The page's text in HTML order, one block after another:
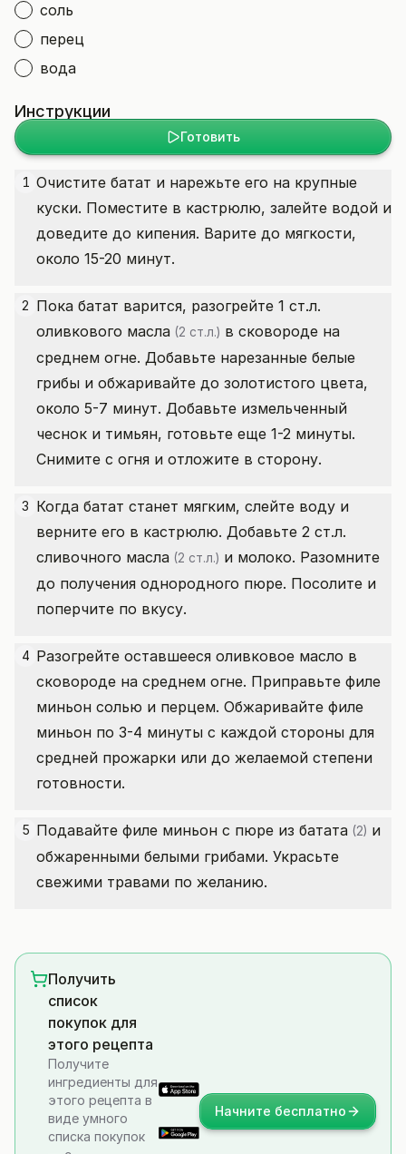
соль
перец
вода
Инструкции
Готовить
1 Очистите батат и нарежьте его на крупные
куски. Поместите в кастрюлю, залейте водой и
доведите до кипения. Варите до мягкости,
около 15-20 минут.
2 Пока батат варится, разогрейте 1 ст.л.
оливкового масла (2 ст.л.) в сковороде на
среднем огне. Добавьте нарезанные белые
грибы и обжаривайте до золотистого цвета,
около 5-7 минут. Добавьте измельченный
чеснок и тимьян, готовьте еще 1-2 минуты.
Снимите с огня и отложите в сторону.
3 Когда батат станет мягким, слейте воду и
верните его в кастрюлю. Добавьте 2 ст.л.
сливочного масла (2 ст.л.) и молоко. Разомните
до получения однородного пюре. Посолите и
поперчите по вкусу.
4 Разогрейте оставшееся оливковое масло в
сковороде на среднем огне. Приправьте филе
миньон солью и перцем. Обжаривайте филе
миньон по 3-4 минуты с каждой стороны для
средней прожарки или до желаемой степени
готовности.
5 Подавайте филе миньон с пюре из батата (2) и
обжаренными белыми грибами. Украсьте
свежими травами по желанию.
Получить
список
покупок для
этого рецепта
Получите
ингредиенты для
этого рецепта в
виде умного
списка покупок
Начните бесплатно